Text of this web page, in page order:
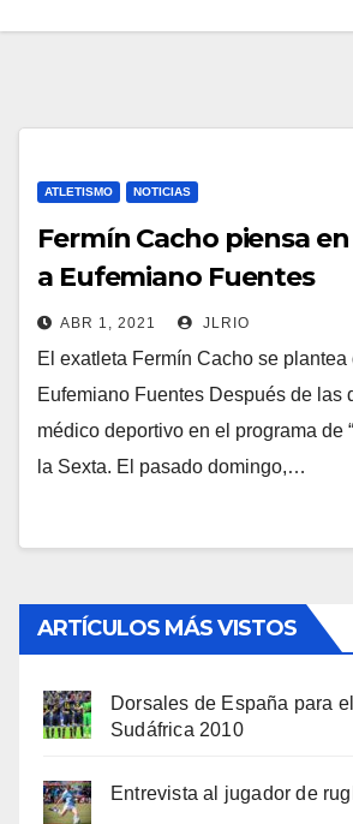
ATLETISMO NOTICIAS
Fermín Cacho piensa
a Eufemiano Fuentes
ABR 1, 2021 JLRIO
El exatleta Fermín Cacho se plantea
Eufemiano Fuentes Después de las
médico deportivo en el programa de
la Sexta. El pasado domingo,…
ARTÍCULOS MÁS VISTOS
Dorsales de España para
Sudáfrica 2010
Entrevista al jugador de